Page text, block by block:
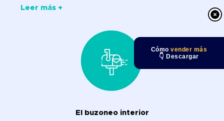
Cómovender más
👇 Descargar
Leer más +
El buzoneo interior